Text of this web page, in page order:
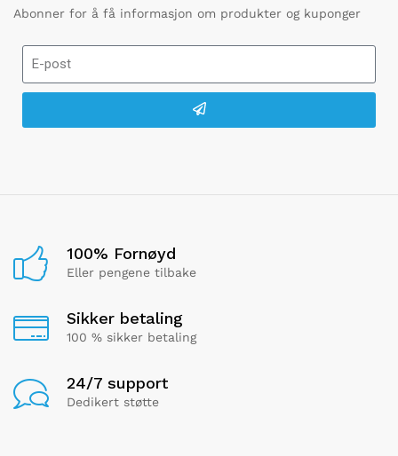
Abonner for å få informasjon om produkter og kuponger
100% Fornøyd
Eller pengene tilbake
Sikker betaling
100 % sikker betaling
24/7 support
Dedikert støtte